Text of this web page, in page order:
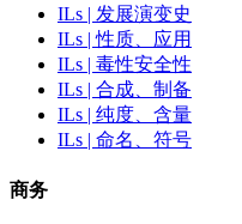
ILs | 发展演变史
ILs | 性质、应用
ILs | 毒性安全性
ILs | 合成、制备
ILs | 纯度、含量
ILs | 命名、符号
商务